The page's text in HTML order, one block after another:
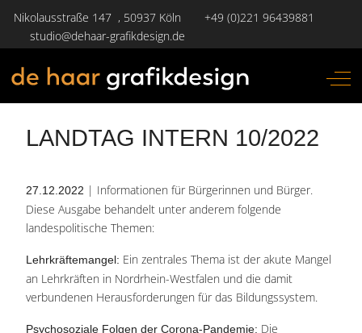
Nikolausstraße 147 , 50937 Köln
+49 (0)221 96439881
studio@dehaar-grafikdesign.de
Off-
LANDTAG INTERN 10/2022
27.12.2022 | Informationen für Bürgerinnen und Bürger.
Diese Ausgabe behandelt unter anderem folgende
landespolitische Themen:
Lehrkräftemangel: Ein zentrales Thema ist der akute Mangel
an Lehrkräften in Nordrhein-Westfalen und die damit
verbundenen Herausforderungen für das Bildungssystem​.
Psychosoziale Folgen der Corona-Pandemie: Die